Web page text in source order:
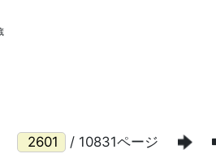
/ 10831ページ